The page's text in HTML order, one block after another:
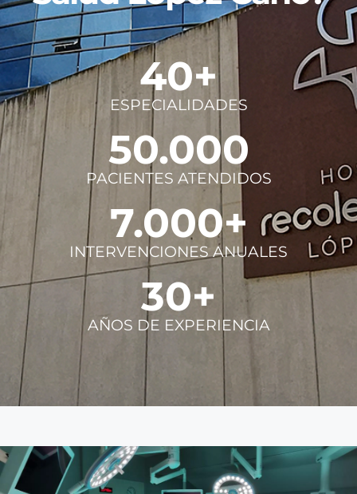
ESPECIALIDADES
40+
PACIENTES ATENDIDOS
50.000
INTERVENCIONES ANUALES
7.000+
AÑOS DE EXPERIENCIA
30+